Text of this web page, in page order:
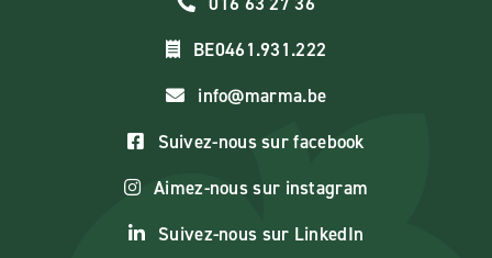
BE0461.931.222
info@marma.be
Suivez-nous sur facebook
Aimez-nous sur instagram
Suivez-nous sur LinkedIn